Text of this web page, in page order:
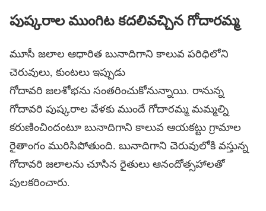
పుష్కరాల ముంగిట కదలివచ్చిన గోదారమ్మ
మూసీ జలాల ఆధారిత బునాదిగాని కాలువ పరిధిలోని
చెరువులు, కుంటలు ఇప్పుడు
గోదావరి జలశోభను సంతరించుకోనున్నాయి. రానున్న
గోదావరి పుష్కరాల వేళకు ముందే గోదారమ్మ మమ్మల్ని
కరుణించిందంటూ బునాదిగాని కాలువ ఆయకట్టు గ్రామాల
రైతాంగం మురిసిపోతుంది. బునాదిగాని చెరువులోకి వస్తున్న
గోదావరి జలాలను చూసిన రైతులు ఆనందోత్సహాలతో
పులకరించారు.